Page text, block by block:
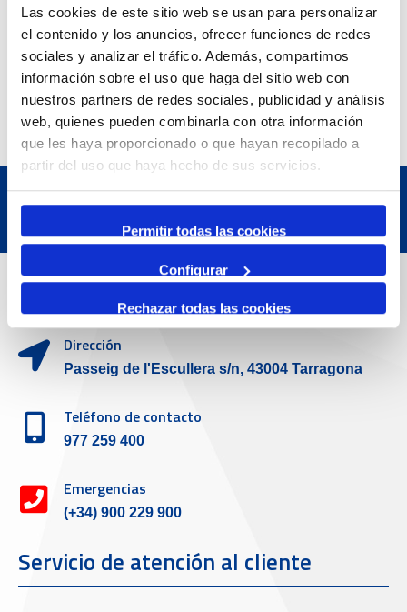
Las cookies de este sitio web se usan para personalizar
el contenido y los anuncios, ofrecer funciones de redes
sociales y analizar el tráfico. Además, compartimos
información sobre el uso que haga del sitio web con
nuestros partners de redes sociales, publicidad y análisis
web, quienes pueden combinarla con otra información
que les haya proporcionado o que hayan recopilado a
partir del uso que haya hecho de sus servicios.
Permitir todas las cookies
Configurar
Rechazar todas las cookies
Exposició | Manipulació latent
Refugi 1
7 Octubre 2026
Inscripcions a PortAutors/es 2026
El Teatret
Datos de contacto
Dirección
Passeig de l'Escullera s/n, 43004 Tarragona
Teléfono de contacto
977 259 400
Emergencias
(+34) 900 229 900
Servicio de atención al cliente